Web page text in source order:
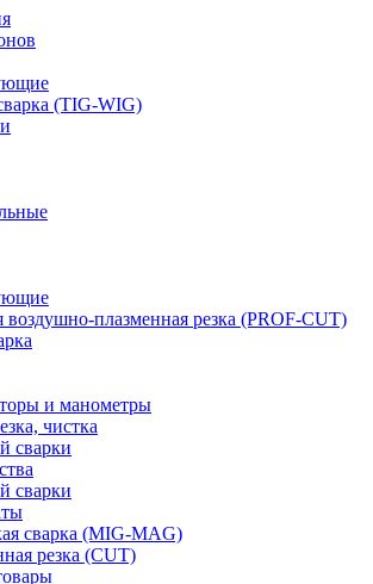
(TIG-WIG)
воздушно-плазменная резка (PROF-CUT)
и манометры
чистка
сварки
сварки
сварка (MIG-MAG)
резка (CUT)